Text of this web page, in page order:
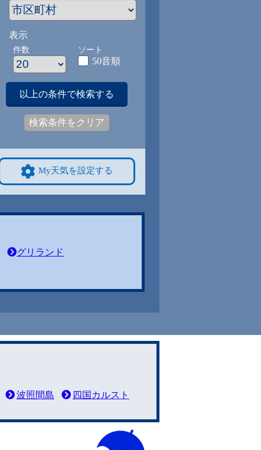
表示
件数 ソート
50音順
以上の条件で検索する
検索条件をクリア
My天気を設定する
グリランド
波照間島 四国カルスト